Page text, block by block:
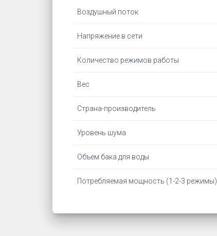
Воздушный поток
Напряжение в сети
Количество режимов работы
Вес
Страна-производитель
Уровень шума
Объем бака для воды
Потребляемая мощность (1-2-3 режимы)